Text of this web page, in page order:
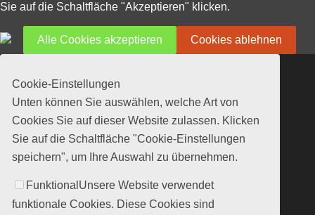
Sie auf die Schaltfläche "Akzeptieren" klicken.
Alle Cookies akzeptieren Cookies ablehnen
Cookie-Einstellungen
Unten können Sie auswählen, welche Art von
Cookies Sie auf dieser Website zulassen. Klicken
Sie auf die Schaltfläche "Cookie-Einstellungen
speichern", um Ihre Auswahl zu übernehmen.
Funktional Unsere Website verwendet
funktionale Cookies. Diese Cookies sind